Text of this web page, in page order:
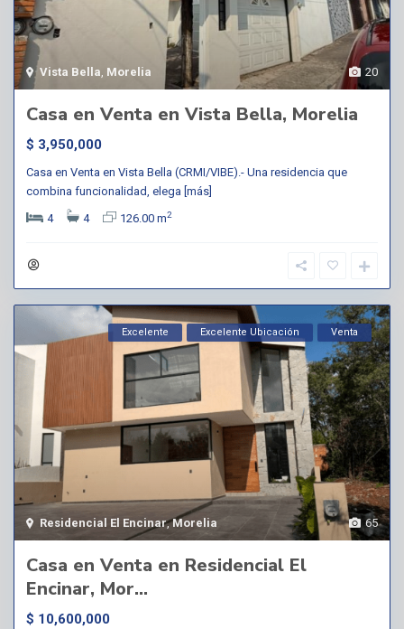
20
Vista Bella Morelia
Casa en Venta en Vista Bella, Morelia
$ 3,950,000
Casa en Venta en Vista Bella (CRMI/VIBE).- Una residencia que
combina funcionalidad, elega [más]
4
4 126.00 m2
65
Residencial El Encinar,Morelia
Excelente Excelente Ubicación Venta
Casa en Venta en Residencial El
Encinar, Mor...
$ 10,600,000